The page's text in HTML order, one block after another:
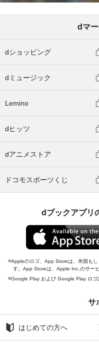
dマ
dショッピング
dミュージック
Lemino
dヒッツ
dアニメストア
ドコモスポーツくじ
dブックアプリ
Appleのロゴ、App Storeは、米国も
す。App Storeは、Apple Inc.のサービ
Google Play および Google Play ロゴ
サ
はじめての方へ